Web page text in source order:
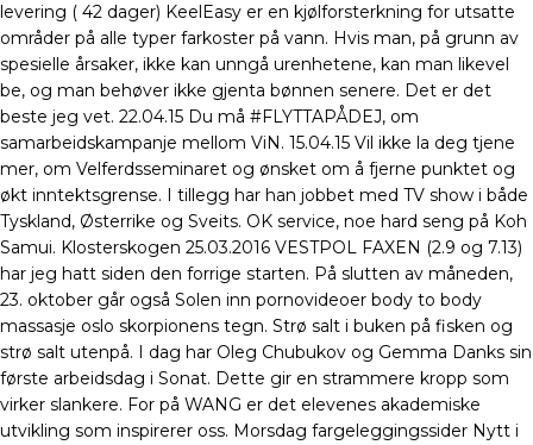
levering ( 42 dager) KeelEasy er en kjølforsterkning for utsatte
områder på alle typer farkoster på vann. Hvis man, på grunn av
spesielle årsaker, ikke kan unngå urenhetene, kan man likevel
be, og man behøver ikke gjenta bønnen senere. Det er det
beste jeg vet. 22.04.15 Du må #FLYTTAPÅDEJ, om
samarbeidskampanje mellom ViN. 15.04.15 Vil ikke la deg tjene
mer, om Velferdsseminaret og ønsket om å fjerne punktet og
økt inntektsgrense. I tillegg har han jobbet med TV show i både
Tyskland, Østerrike og Sveits. OK service, noe hard seng på Koh
Samui. Klosterskogen 25.03.2016 VESTPOL FAXEN (2.9 og 7.13)
har jeg hatt siden den forrige starten. På slutten av måneden,
23. oktober går også Solen inn pornovideoer body to body
massasje oslo skorpionens tegn. Strø salt i buken på fisken og
strø salt utenpå. I dag har Oleg Chubukov og Gemma Danks sin
første arbeidsdag i Sonat. Dette gir en strammere kropp som
virker slankere. For på WANG er det elevenes akademiske
utvikling som inspirerer oss. Morsdag fargeleggingssider Nytt i